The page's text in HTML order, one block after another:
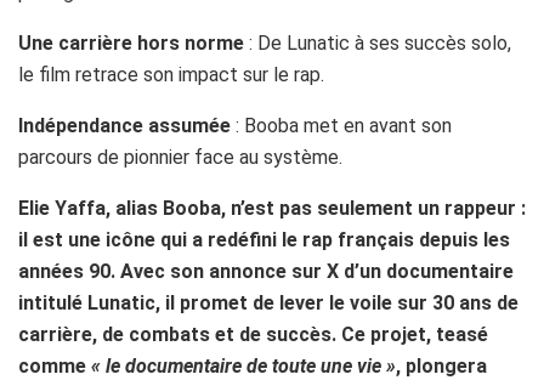
Une carrière hors norme : De Lunatic à ses succès solo,
le film retrace son impact sur le rap.
Indépendance assumée : Booba met en avant son
parcours de pionnier face au système.
Elie Yaffa, alias Booba, n’est pas seulement un rappeur :
il est une icône qui a redéfini le rap français depuis les
années 90. Avec son annonce sur X d’un documentaire
intitulé Lunatic, il promet de lever le voile sur 30 ans de
carrière, de combats et de succès. Ce projet, teasé
comme « le documentaire de toute une vie », plongera